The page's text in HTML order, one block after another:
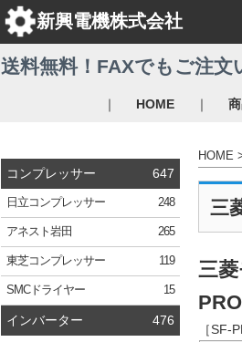
新興電機株式会社
｜ HOME ｜
コンプレッサー 647
日立コンプレッサー 248
アネスト岩田 265
東芝コンプレッサー 119
SMCドライヤー 15
インバーター 476
送料無料！FAXでもご注文
HOME
三
三
［SF-